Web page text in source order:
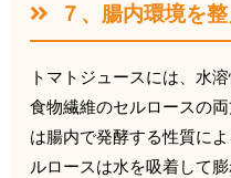
７、腸内環境を
トマトジュースには、 水
食物繊維のセルロースの
は腸内で発酵する性質によ
ルロースは水を吸着して